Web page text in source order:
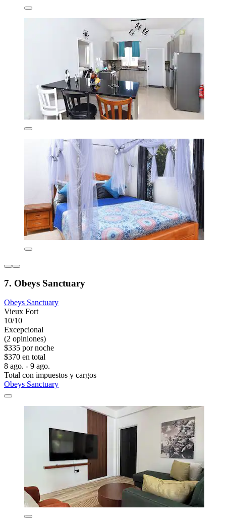
7. Obeys Sanctuary
Obeys Sanctuary
Vieux Fort
10/10
Excepcional
(2 opiniones)
$335 por noche
$370 en total
8 ago. - 9 ago.
Total con impuestos y cargos
Obeys Sanctuary